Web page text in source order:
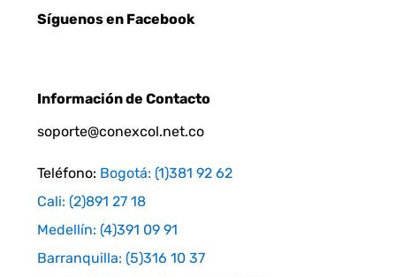
Síguenos en Facebook
Información de Contacto
soporte@conexcol.net.co
Teléfono: Bogotá: (1)381 92 62
Cali: (2)891 27 18
Medellín: (4)391 09 91
Barranquilla: (5)316 10 37